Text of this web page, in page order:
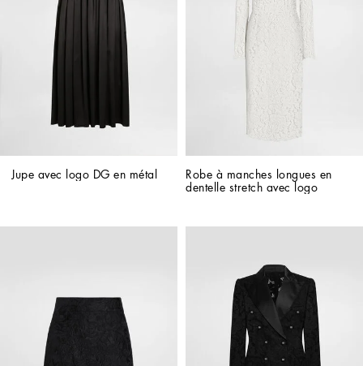
Jupe avec logo DG en métal
Robe à manches longues en
dentelle stretch avec logo